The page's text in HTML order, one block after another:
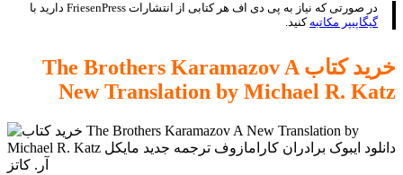
در صورتی که نیاز به پی دی اف هر کتابی از انتشارات FriesenPress دارید با
گیگاپیپر مکاتبه کنید.
خرید کتاب The Brothers Karamazov A
New Translation by Michael R. Katz